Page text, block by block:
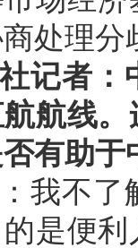
处理分
记者：
航线
有助于
我不了
是便